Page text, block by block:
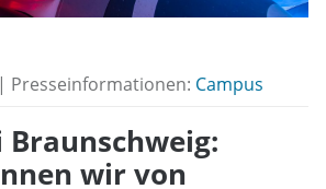
Presseinformationen: Campus
Braunschweig:
wir von